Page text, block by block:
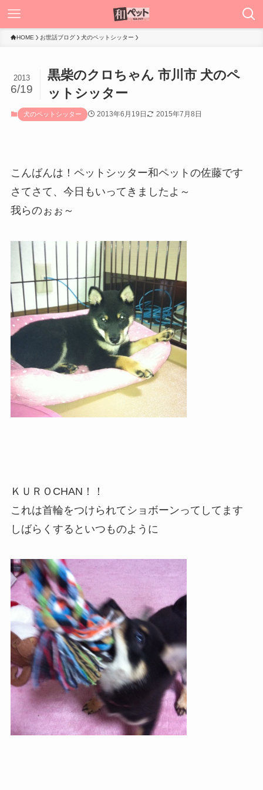
HOME お世話ブログ 犬のペットシッター
黒柴のクロちゃん 市川市 犬のペ
ットシッター
2013
6/19
犬のペットシッター 2013年6月19日 2015年7月8日
こんばんは！ペットシッター和ペットの佐藤です
さてさて、今日もいってきましたよ～
我らのぉぉ～
ＫＵＲＯCHAN！！
これは首輪をつけられてショボーンってしてます
しばらくするといつものように